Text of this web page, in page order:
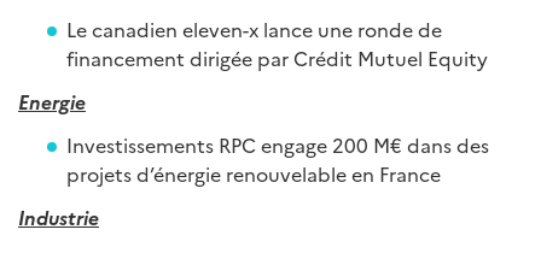
Le canadien eleven-x lance une ronde de
financement dirigée par Crédit Mutuel Equity
Energie
Investissements RPC engage 200 M€ dans des
projets d’énergie renouvelable en France
Industrie